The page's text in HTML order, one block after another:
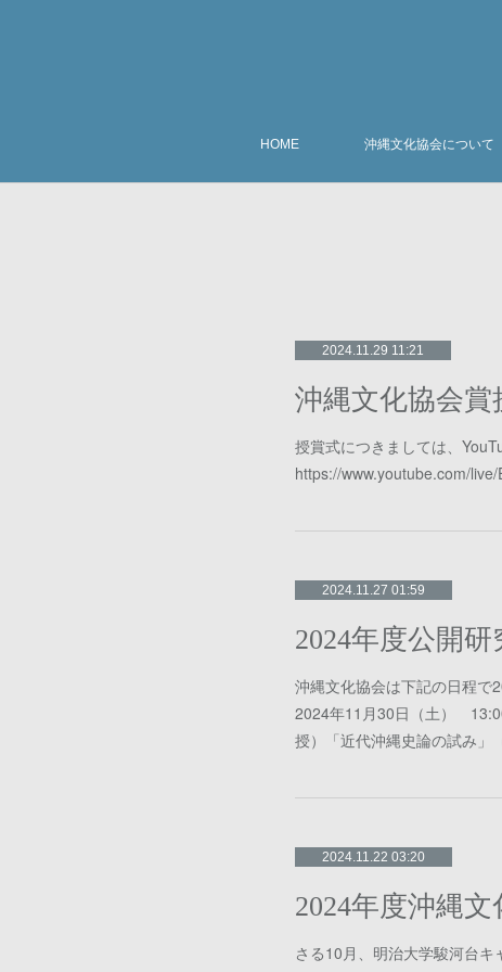
HOME 沖縄文化協会について
2024.11.29 11:21
沖縄文化協会
授賞式につきましては、
https://www.youtube.com/live/
2024.11.27 01:59
2024年度公開
沖縄文化協会は下記の日程で
2024年11月30日（土）
授）「近代沖縄史論の試み」
2024.11.22 03:20
さる10月、明治大学駿河台